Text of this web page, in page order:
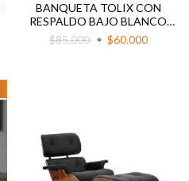
BANQUETA TOLIX CON
RESPALDO BAJO BLANCO
MATE
$85.000 $60.000